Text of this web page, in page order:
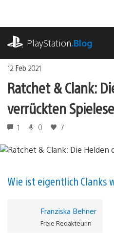
springen
PlayStation.Blog
12. Feb 2021
Ratchet & Clank:
verrückten
1 0 7
Wie ist eigentlich Clanks
Franziska Behner
Freie Redakteurin